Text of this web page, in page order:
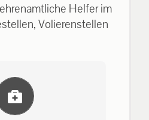
Helfer im
Volierenstellen
und Infos